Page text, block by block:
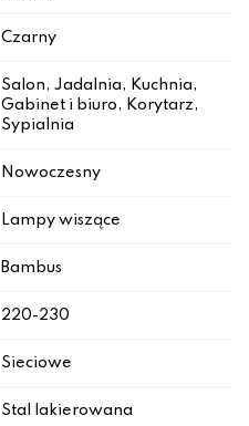
Czarny
Salon, Jadalnia, Kuchnia,
Gabinet i biuro, Korytarz,
Sypialnia
Nowoczesny
Lampy wiszące
Bambus
220-230
Sieciowe
Stal lakierowana